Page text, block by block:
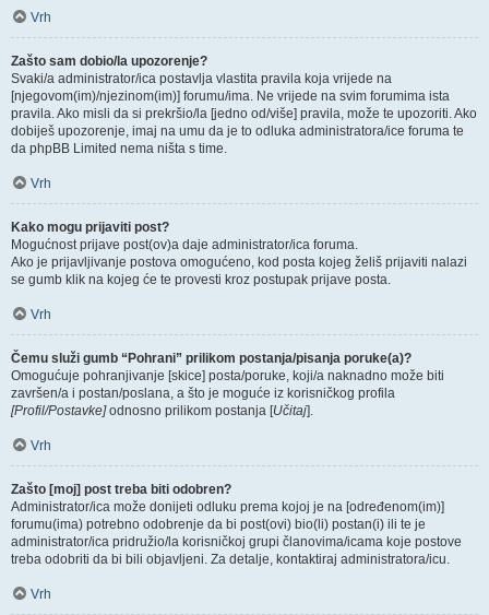
Vrh
Zašto sam dobio/la upozorenje?
Svaki/a administrator/ica postavlja vlastita pravila koja vrijede na
[njegovom(im)/njezinom(im)] forumu/ima. Ne vrijede na svim forumima ista
pravila. Ako misli da si prekršio/la [jedno od/više] pravila, može te upozoriti. Ako
dobiješ upozorenje, imaj na umu da je to odluka administratora/ice foruma te
da phpBB Limited nema ništa s time.
Vrh
Kako mogu prijaviti post?
Mogućnost prijave post(ov)a daje administrator/ica foruma.
Ako je prijavljivanje postova omogućeno, kod posta kojeg želiš prijaviti nalazi
se gumb klik na kojeg će te provesti kroz postupak prijave posta.
Vrh
Čemu služi gumb “Pohrani” prilikom postanja/pisanja poruke(a)?
Omogućuje pohranjivanje [skice] posta/poruke, koji/a naknadno može biti
završen/a i postan/poslana, a što je moguće iz korisničkog profila
[Profil/Postavke]odnosno prilikom postanja [Učitaj].
Vrh
Zašto [moj] post treba biti odobren?
Administrator/ica može donijeti odluku prema kojoj je na [određenom(im)]
forumu(ima) potrebno odobrenje da bi post(ovi) bio(li) postan(i) ili te je
administrator/ica pridružio/la korisničkoj grupi članovima/icama koje postove
treba odobriti da bi bili objavljeni. Za detalje, kontaktiraj administratora/icu.
Vrh